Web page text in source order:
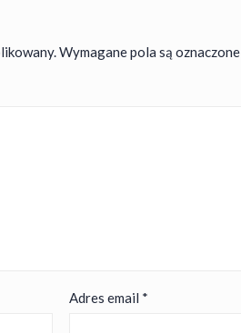
Wymagane pola są oznaczone
Adres email *